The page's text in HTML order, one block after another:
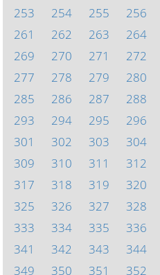
253
254 255 256
261
262 263 264
269
270 271 272
277
278 279 280
285
286 287 288
293
294 295 296
301
302 303 304
309
310 311 312
317
318 319 320
325
326 327 328
333
334 335 336
341
342 343 344
349
350 351 352